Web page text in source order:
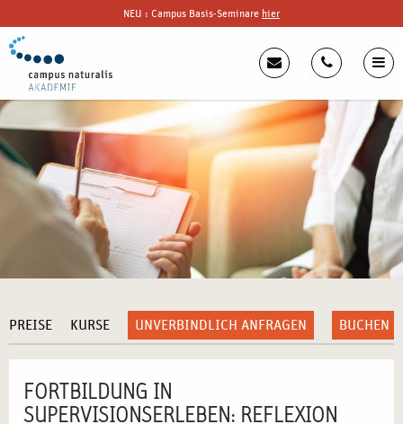
NEU : Campus Basis-Seminare hier
PREISE KURSE UNVERBINDLICH ANFRAGEN BUCHEN
FORTBILDUNG IN
SUPERVISIONSERLEBEN: REFLEXION